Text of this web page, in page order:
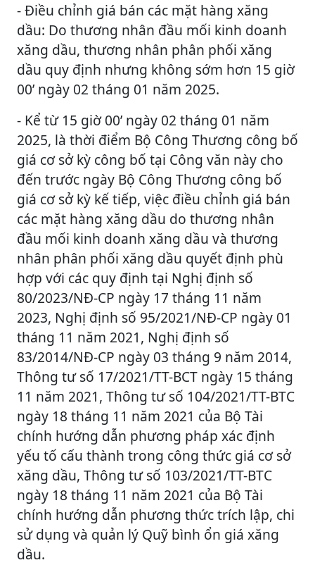
- Điều chỉnh giá bán các mặt hàng xăng
dầu: Do thương nhân đầu mối kinh doanh
xăng dầu, thương nhân phân phối xăng
dầu quy định nhưng không sớm hơn 15 giờ
00’ ngày 02 tháng 01 năm 2025.
- Kể từ 15 giờ 00’ ngày 02 tháng 01 năm
2025, là thời điểm Bộ Công Thương công bố
giá cơ sở kỳ công bố tại Công văn này cho
đến trước ngày Bộ Công Thương công bố
giá cơ sở kỳ kế tiếp, việc điều chỉnh giá bán
các mặt hàng xăng dầu do thương nhân
đầu mối kinh doanh xăng dầu và thương
nhân phân phối xăng dầu quyết định phù
hợp với các quy định tại Nghị định số
80/2023/NĐ-CP ngày 17 tháng 11 năm
2023, Nghị định số 95/2021/NĐ-CP ngày 01
tháng 11 năm 2021, Nghị định số
83/2014/NĐ-CP ngày 03 tháng 9 năm 2014,
Thông tư số 17/2021/TT-BCT ngày 15 tháng
11 năm 2021, Thông tư số 104/2021/TT-BTC
ngày 18 tháng 11 năm 2021 của Bộ Tài
chính hướng dẫn phương pháp xác định
yếu tố cấu thành trong công thức giá cơ sở
xăng dầu, Thông tư số 103/2021/TT-BTC
ngày 18 tháng 11 năm 2021 của Bộ Tài
chính hướng dẫn phương thức trích lập, chi
sử dụng và quản lý Quỹ bình ổn giá xăng
dầu.